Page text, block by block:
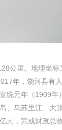
里。地理坐标为
年，饶河县有
统元年（1909年
、乌苏里江、大
元，完成财政总